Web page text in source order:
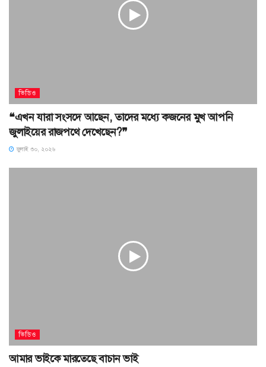
ভিডিও
❝এখন যারা সংসদে আছেন, তাদের মধ্যে কজনের মুখ আপনি
জুলাইয়ের রাজপথে দেখেছেন?❞
জুলাই ৩০, ২০২৬
ভিডিও
আমার ভাইকে মারতেছে বাচান ভাই